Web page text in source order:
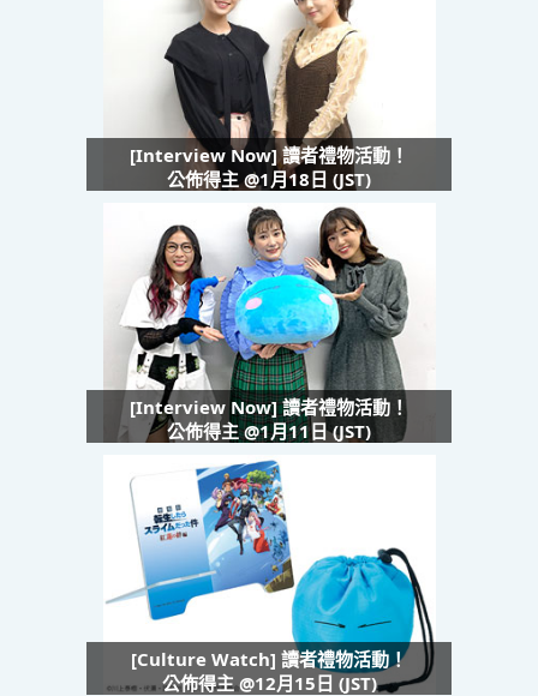
[Interview Now] 讀者禮物活動！
公佈得主 @1月18日 (JST)
[Interview Now] 讀者禮物活動！
公佈得主 @1月11日 (JST)
[Culture Watch] 讀者禮物活動！
公佈得主 @12月15日 (JST)